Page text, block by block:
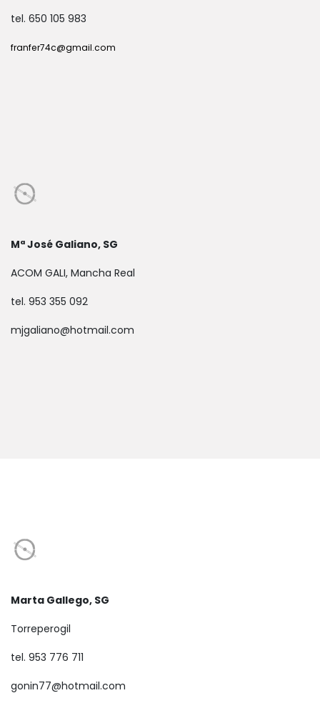
tel. 650 105 983
franfer74c@gmail.com
Mª José Galiano, SG
ACOM GALI, Mancha Real
tel. 953 355 092
mjgaliano@hotmail.com
Marta Gallego, SG
Torreperogil
tel. 953 776 711
gonin77@hotmail.com